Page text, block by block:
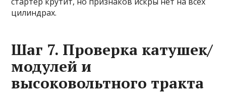
цилиндрах.
Шаг 7. Проверка катушек/
модулей и
высоковольтного тракта